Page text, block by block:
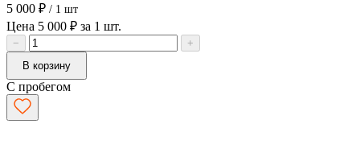
5 000 ₽ / 1 шт
Цена 5 000 ₽ за 1 шт.
−
+
В корзину
С пробегом